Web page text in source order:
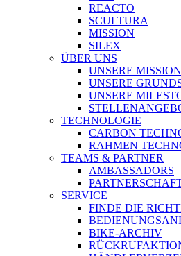
REACTO
SCULTURA
MISSION
SILEX
ÜBER UNS
UNSERE MISSION
UNSERE
UNSERE
TECHNOLOGIE
CARBON
RAHMEN
TEAMS & PARTNER
AMBASSADORS
SERVICE
FINDE DIE
BIKE-ARCHIV